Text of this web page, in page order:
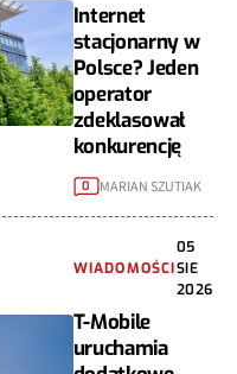
Internet
stacjonarny w
Polsce? Jeden
operator
zdeklasował
konkurencję
0 MARIAN SZUTIAK
WIADOMOŚCI
05
SIE
2026
T-Mobile
uruchamia